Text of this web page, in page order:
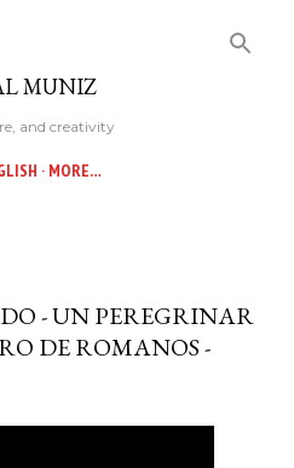
MUNIZ
and creativity
MORE…
- UN PEREGRINAR
DE ROMANOS -